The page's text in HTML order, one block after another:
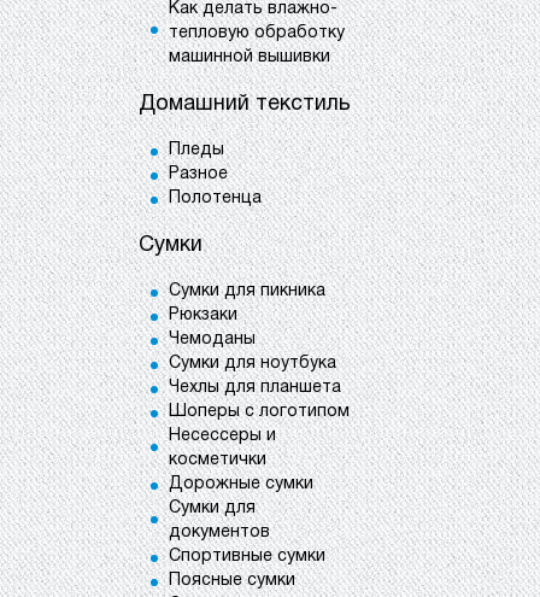
Как делать влажно-
тепловую обработку
машинной вышивки
Домашний текстиль
Пледы
Разное
Полотенца
Сумки
Сумки для пикника
Рюкзаки
Чемоданы
Сумки для ноутбука
Чехлы для планшета
Шоперы с логотипом
Несессеры и
косметички
Дорожные сумки
Сумки для
документов
Спортивные сумки
Поясные сумки